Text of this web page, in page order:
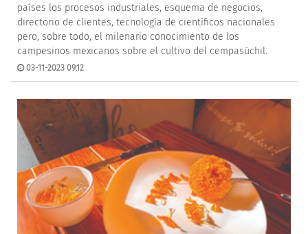
países los procesos industriales, esquema de negocios,
directorio de clientes, tecnología de científicos nacionales
pero, sobre todo, el milenario conocimiento de los
campesinos mexicanos sobre el cultivo del cempasúchil.
03-11-2023 09:12